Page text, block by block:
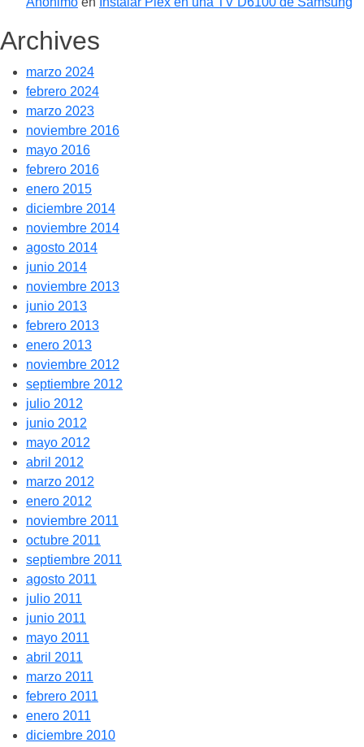
Archives
marzo 2024
febrero 2024
marzo 2023
noviembre 2016
mayo 2016
febrero 2016
enero 2015
diciembre 2014
noviembre 2014
agosto 2014
junio 2014
noviembre 2013
junio 2013
febrero 2013
enero 2013
noviembre 2012
septiembre 2012
julio 2012
junio 2012
mayo 2012
abril 2012
marzo 2012
enero 2012
noviembre 2011
octubre 2011
septiembre 2011
agosto 2011
julio 2011
junio 2011
mayo 2011
abril 2011
marzo 2011
febrero 2011
enero 2011
diciembre 2010